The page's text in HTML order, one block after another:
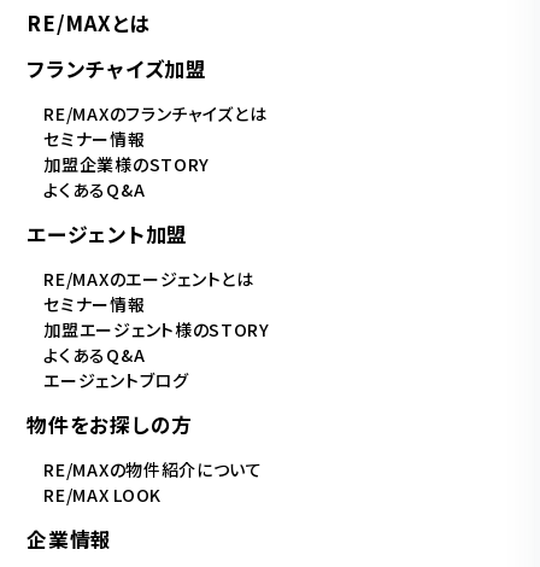
RE/MAXとは
フランチャイズ加盟
RE/MAXのフランチャイズとは
セミナー情報
加盟企業様のSTORY
よくあるQ&A
エージェント加盟
RE/MAXのエージェントとは
セミナー情報
加盟エージェント様のSTORY
よくあるQ&A
エージェントブログ
物件をお探しの方
RE/MAXの物件紹介について
RE/MAX LOOK
企業情報